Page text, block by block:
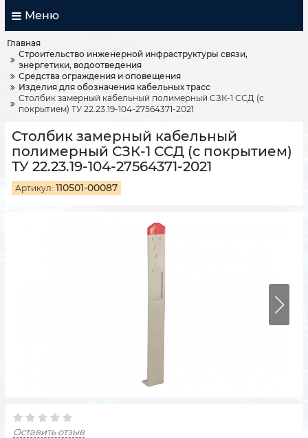
Меню
Главная
Строительство инженерной инфраструктуры связи,
энергетики, водоотведения
Средства ограждения и оповещения
Изделия для обозначения кабельных трасс
Столбик замерный кабельный полимерный СЗК-1 ССД (с
покрытием) ТУ 22.23.19-104-27564371-2021
Столбик замерный кабельный
полимерный СЗК-1 ССД (с покрытием)
ТУ 22.23.19-104-27564371-2021
Артикул: 110501-00087
Оставить отзыв